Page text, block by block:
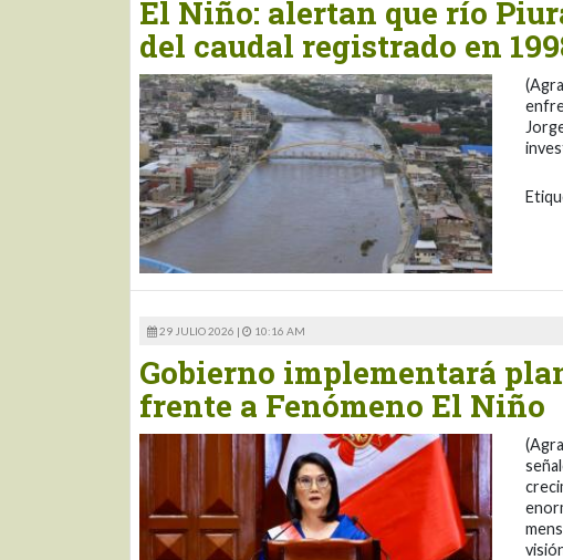
El Niño: alertan que río
del caudal registrado en
29 JULIO 2026 | 10:16 AM
Gobierno implementará
frente a Fenómeno El Niño